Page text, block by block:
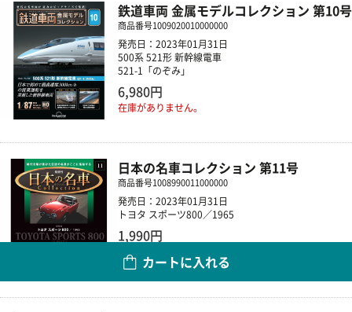
鉄道車両 金属モデルコレクション 第10号
商品番号1009020010000000
発売日：2023年01月31日
500系 521形 新幹線電車
521-1「のぞみ」
6,980円
在庫がありません。
日本の名車コレクション 第11号
商品番号1008990011000000
発売日：2023年01月31日
トヨタ スポーツ800／1965
1,990円
カートに入れる